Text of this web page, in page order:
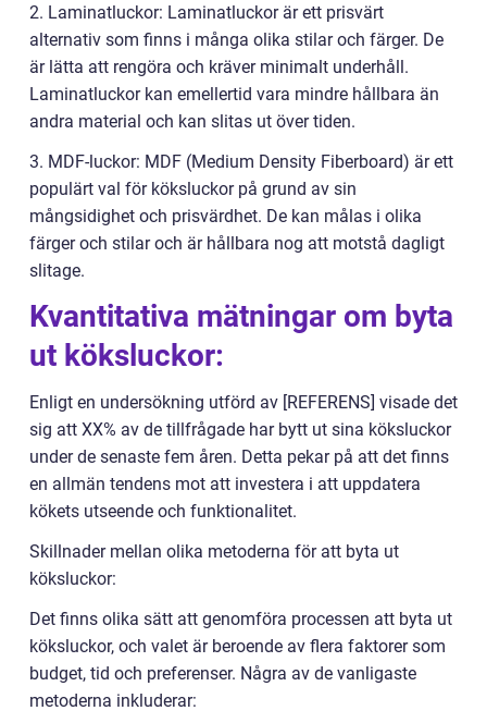
2. Laminatluckor: Laminatluckor är ett prisvärt
alternativ som finns i många olika stilar och färger. De
är lätta att rengöra och kräver minimalt underhåll.
Laminatluckor kan emellertid vara mindre hållbara än
andra material och kan slitas ut över tiden.
3. MDF-luckor: MDF (Medium Density Fiberboard) är ett
populärt val för köksluckor på grund av sin
mångsidighet och prisvärdhet. De kan målas i olika
färger och stilar och är hållbara nog att motstå dagligt
slitage.
Kvantitativa mätningar om byta
ut köksluckor:
Enligt en undersökning utförd av [REFERENS] visade det
sig att XX% av de tillfrågade har bytt ut sina köksluckor
under de senaste fem åren. Detta pekar på att det finns
en allmän tendens mot att investera i att uppdatera
kökets utseende och funktionalitet.
Skillnader mellan olika metoderna för att byta ut
köksluckor:
Det finns olika sätt att genomföra processen att byta ut
köksluckor, och valet är beroende av flera faktorer som
budget, tid och preferenser. Några av de vanligaste
metoderna inkluderar: